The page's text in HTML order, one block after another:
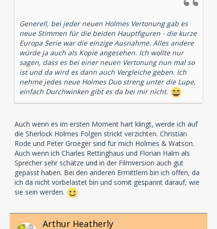
Generell, bei jeder neuen Holmes Vertonung gab es
neue Stimmen für die beiden Hauptfiguren - die kurze
Europa Serie war die einzige Ausnahme. Alles andere
würde ja auch als Kopie angesehen. Ich wollte nur
sagen, dass es bei einer neuen Vertonung nun mal so
ist und da wird es dann auch Vergleiche geben. Ich
nehme jedes neue Holmes Duo streng unter die Lupe,
einfach Durchwinken gibt es da bei mir nicht.
Auch wenn es im ersten Moment hart klingt, werde ich auf
die Sherlock Holmes Folgen strickt verzichten. Christian
Rode und Peter Groeger sind für mich Holmes & Watson.
Auch wenn ich Charles Rettinghaus und Florian Halm als
Sprecher sehr schätze und in der Filmversion auch gut
gepasst haben. Bei den anderen Ermittlern bin ich offen, da
ich da nicht vorbelastet bin und somit gespannt darauf, wie
sie sein werden.
Arthur Heatherly